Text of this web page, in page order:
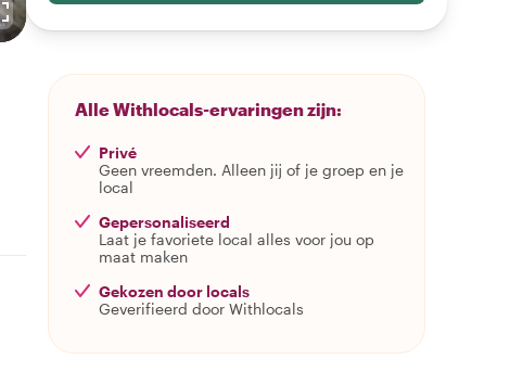
Alle Withlocals-ervaringen zijn:
Privé
Geen vreemden. Alleen jij of je groep en je
local
Gepersonaliseerd
Laat je favoriete local alles voor jou op
maat maken
Gekozen door locals
Geverifieerd door Withlocals